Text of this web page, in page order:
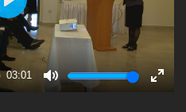
03:01
Mute
Play